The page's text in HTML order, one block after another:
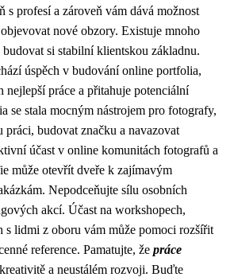
s profesí a zároveň vám dává možnost
nové obzory. Existuje mnoho
budovat si stabilní klientskou základnu.
úspěch v budování online portfolia,
nejlepší práce a přitahuje potenciální
se stala mocným nástrojem pro fotografy,
práci, budovat značku a navazovat
účast v online komunitách fotografů a
může otevřít dveře k zajímavým
Nepodceňujte sílu osobních
akcí. Účast na workshopech,
s lidmi z oboru vám může pomoci rozšířit
reference. Pamatujte, že práce
a neustálém rozvoji. Buďte